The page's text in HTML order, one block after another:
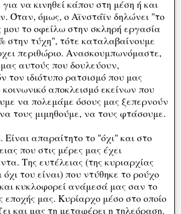
να κινηθεί κάπου στη μέση ή και
Όταν, όμως, ο Αϊνστάϊν δηλώνει "το
μου το οφείλω στην σκληρή εργασία
στην τύχη", τότε καταλαβαίνουμε
περιθώριο. Ανασκουμπωνόμαστε,
αυτούς που δουλεύουν,
τον ιδιότυπο ρατσισμό που μας
αποκλεισμό εκείνων που
να πολεμάμε όσους μας ξεπερνούν
τους μιμηθούμε, να τους φτάσουμε.
απαραίτητο το "όχι" και στο
που στις μέρες μας έχει
Της ευτέλειας (της κυριαρχίας
του είναι) που ντύθηκε το ρούχο
κυκλοφορεί ανάμεσά μας σαν το
εποχής μας. Κυρίαρχο μέσο στο οποίο
και μας τη μεταφέρει η τηλεόραση.